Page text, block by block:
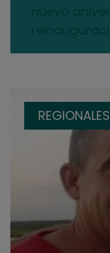
REGIONALES